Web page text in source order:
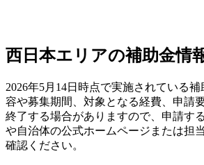
西日本エリアの補助金情
2026年5月14日時点で実施されている
容や募集期間、対象となる経費、申請
終了する場合がありますので、申請す
や自治体の公式ホームページまたは担
確認ください。